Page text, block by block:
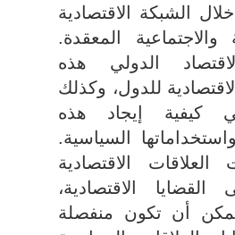
الشبكة الاقتصادية
والاجتماعية المعقدة.
الدولي هذه
للدول، وكذلك
كيفية إيجاد هذه
السياسية.
الاقتصادية
الاقتصادية،
أن تكون منفصلة